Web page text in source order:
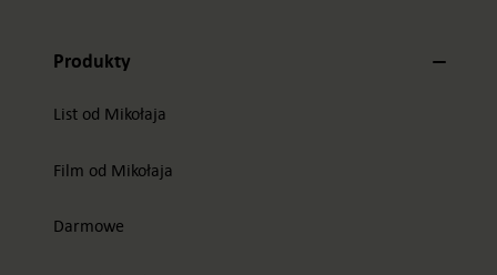
Produkty
List od Mikołaja
Film od Mikołaja
Darmowe